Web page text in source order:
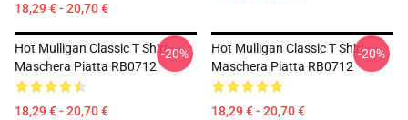
18,29 € - 20,70 €
Hot Mulligan Classic T Shirt
Maschera Piatta RB0712
18,29 € - 20,70 €
-20%
Hot Mulligan Classic T Shirt
Maschera Piatta RB0712
18,29 € - 20,70 €
-20%